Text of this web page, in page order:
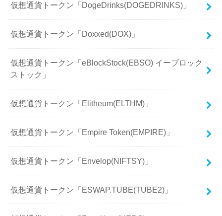
仮想通貨トークン「DogeDrinks(DOGEDRINKS)」
仮想通貨トークン「Doxxed(DOX)」
仮想通貨トークン「eBlockStock(EBSO) イーブロック
ストック」
仮想通貨トークン「Elitheum(ELTHM)」
仮想通貨トークン「Empire Token(EMPIRE)」
仮想通貨トークン「Envelop(NIFTSY)」
仮想通貨トークン「ESWAP.TUBE(TUBE2)」